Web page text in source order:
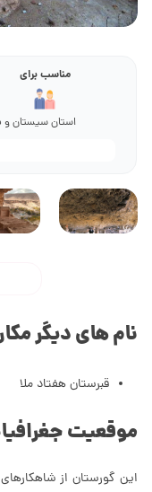
مناسب برای
استان سیستان و
نام های دیگر
قبرستان هفتاد ملا
موقعیت
این گورستان از